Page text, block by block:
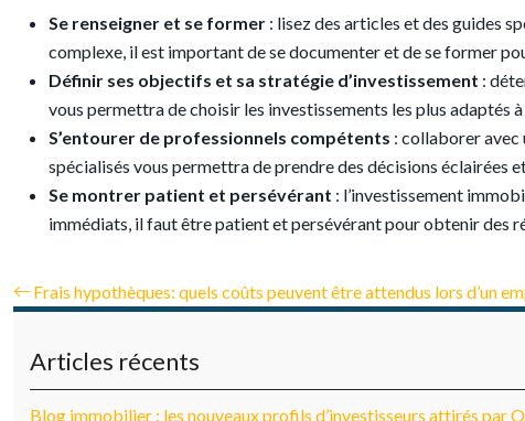
Se renseigner et se former : lisez des articles et des guides
complexe, il est important de se documenter et de se former
Définir ses objectifs et sa stratégie d’investissement :
vous permettra de choisir les investissements les plus adaptés
S’entourer de professionnels compétents : collaborer avec
spécialisés vous permettra de prendre des décisions éclairées
Se montrer patient et persévérant : l’investissement
immédiats, il faut être patient et persévérant pour obtenir des
Frais hypothèques: quels coûts peuvent être attendus lors d’un
Articles récents
Blog immobilier : les nouveaux profils d’investisseurs attirés par